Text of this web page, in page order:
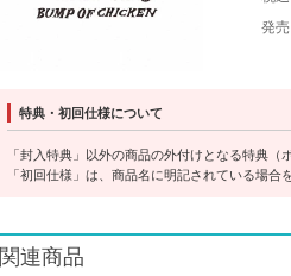
発売
特典・初回仕様について
「封入特典」以外の商品の外付けとなる特典
「初回仕様」は、商品名に明記されている場
関連商品